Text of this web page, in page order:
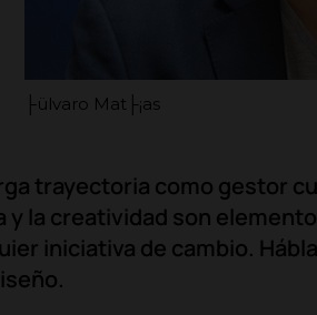
├ülvaro Mat├¡as
trayectoria como gestor
y la creatividad son
iniciativa de cambio.